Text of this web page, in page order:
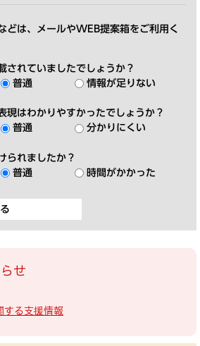
どは、メールやWEB提案箱をご利用く
されていましたでしょうか？
普通 情報が足りない
現はわかりやすかったでしょうか？
普通 分かりにくい
られましたか？
普通 時間がかかった
せ
する支援情報